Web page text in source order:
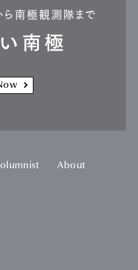
ら南極観測隊まで
南極
About